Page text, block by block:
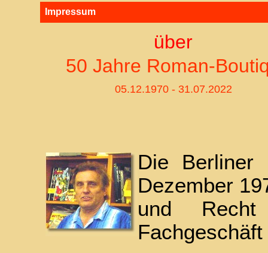
Impressum
über
50 Jahre Roman-
05.12.1970 - 31.07.2022
Die Berliner
Dezember
und